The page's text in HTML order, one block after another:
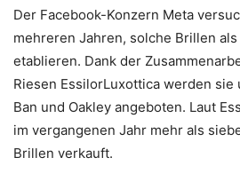
Der Facebook-Konzern Meta
mehreren Jahren, solche Brillen
etablieren. Dank der
Riesen EssilorLuxottica werden sie
Ban und Oakley angeboten. Laut
im vergangenen Jahr mehr als
Brillen verkauft.